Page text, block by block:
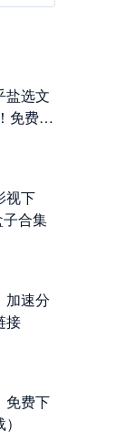
盐选文
免费看
视下
合集
加速分
接
免费下